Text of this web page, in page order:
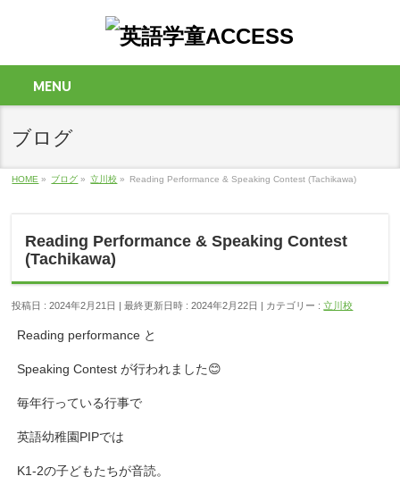
MENU
ブログ
HOME » ブログ » 立川校 » Reading Performance & Speaking Contest (Tachikawa)
Reading Performance & Speaking Contest
(Tachikawa)
投稿日 : 2024年2月21日 最終更新日時 : 2024年2月22日 カテゴリー :立川校
Reading performance と
Speaking Contest が行われました😊
毎年行っている行事で
英語幼稚園PIPでは
K1-2の子どもたちが音読。